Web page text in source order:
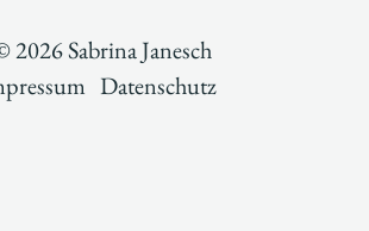
2026 Sabrina Janesch
Datenschutz